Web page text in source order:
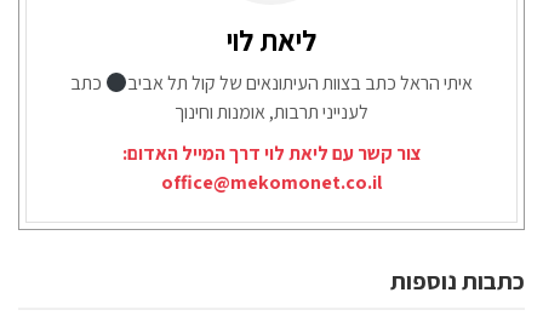
ליאת לוי
איתי הראל כתב בצוות העיתונאים של קול תל אביב
כתב
לענייני תרבות, אומנות וחינוך
צור קשר עם ליאת לוי דרך המייל האדום:
office@mekomonet.co.il
כתבות נוספות